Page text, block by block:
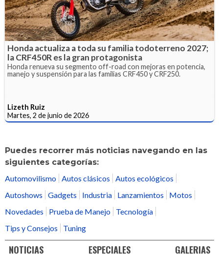
Honda actualiza a toda su familia todoterreno 2027;
la CRF450R es la gran protagonista
Honda renueva su segmento off-road con mejoras en potencia,
manejo y suspensión para las familias CRF450 y CRF250.
Lizeth Ruiz
Martes, 2 de junio de 2026
Puedes recorrer más noticias navegando en las
siguientes categorías:
Automovilismo Autos clásicos
Autos ecológicos
Autoshows
Gadgets Industria Lanzamientos
Motos
Novedades
Prueba de Manejo
Tecnología
Tips y Consejos
Tuning
NOTICIAS ESPECIALES GALERIAS